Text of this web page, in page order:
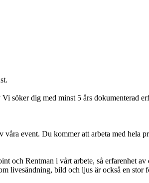
söker dig med minst 5 års dokumenterad
event. Du kommer att arbeta med
och Rentman i vårt arbete, så erfarenhet
livesändning, bild och ljus är också en stor